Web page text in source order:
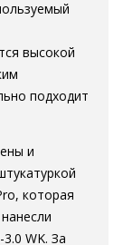
высокой
подходит
и
которая
WK. За